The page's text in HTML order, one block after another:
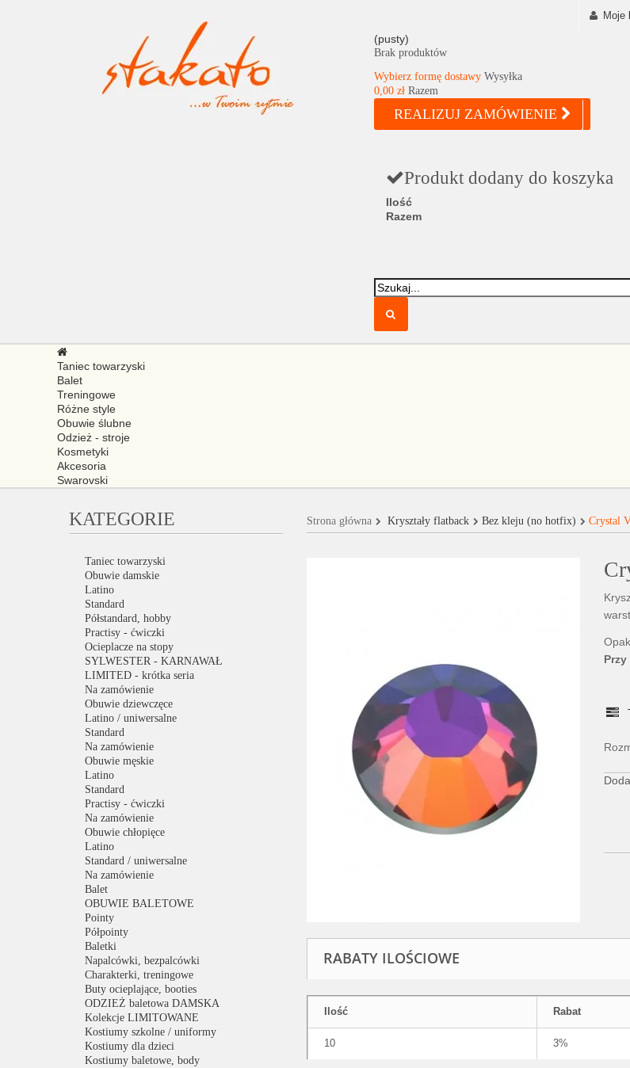
Moje
(pusty)
Brak produktów
Wybierz formę dostawy Wysyłka
0,00 zł Razem
REALIZUJ ZAMÓWIENIE
Produkt dodany do koszyka
Ilość
Razem
Taniec towarzyski
Balet
Treningowe
Różne style
Obuwie ślubne
Odzież - stroje
Kosmetyki
Akcesoria
Swarovski
KATEGORIE
Taniec towarzyski
Obuwie damskie
Latino
Standard
Półstandard, hobby
Practisy - ćwiczki
Ocieplacze na stopy
SYLWESTER - KARNAWAŁ
LIMITED - krótka seria
Na zamówienie
Obuwie dziewczęce
Latino / uniwersalne
Standard
Na zamówienie
Obuwie męskie
Latino
Standard
Practisy - ćwiczki
Na zamówienie
Obuwie chłopięce
Latino
Standard / uniwersalne
Na zamówienie
Balet
OBUWIE BALETOWE
Pointy
Półpointy
Baletki
Napalcówki, bezpalcówki
Charakterki, treningowe
Buty ocieplające, booties
ODZIEŻ baletowa DAMSKA
Kolekcje LIMITOWANE
Kostiumy szkolne / uniformy
Kostiumy dla dzieci
Kostiumy baletowe, body
Strona główna Kryształy flatback Bez kleju (no hotfix) Crystal
RABATY ILOŚCIOWE
Ilość Rabat
10 3%